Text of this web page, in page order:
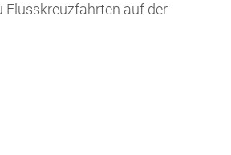
Flusskreuzfahrten auf der